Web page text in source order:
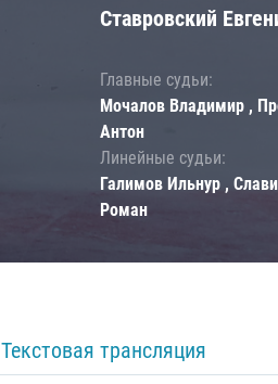
Ставровский
Главные судьи:
Мочалов Владимир ,
Антон
Линейные судьи:
Галимов Ильнур ,
Роман
Текстовая трансляция